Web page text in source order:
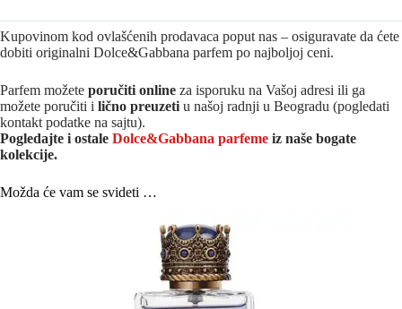
Kupovinom kod ovlašćenih prodavaca poput nas – osiguravate da ćete
dobiti originalni Dolce&Gabbana parfem po najboljoj ceni.
Parfem možete poručiti online za isporuku na Vašoj adresi ili ga
možete poručiti i lično preuzeti u našoj radnji u Beogradu (pogledati
kontakt podatke na sajtu).
Pogledajte i ostale Dolce&Gabbana parfeme iz naše bogate
kolekcije.
Možda će vam se svideti …